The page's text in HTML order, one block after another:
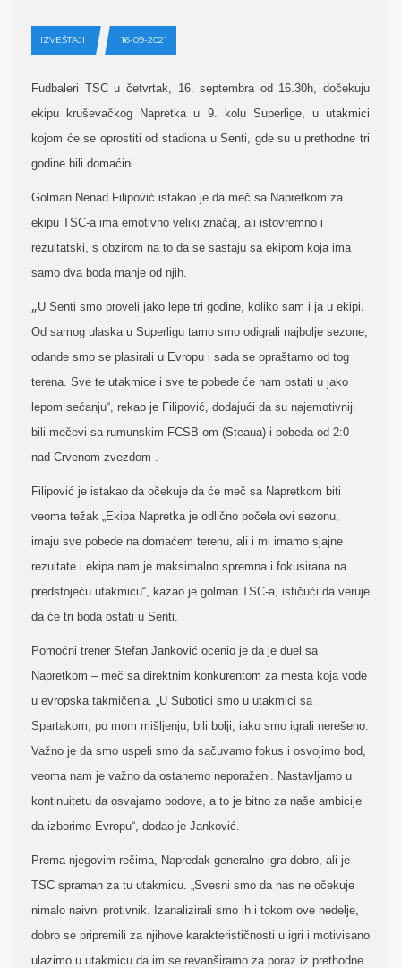
IZVEŠTAJI 16-09-2021
Fudbaleri TSC u četvrtak, 16. septembra od 16.30h, dočekuju
ekipu kruševačkog Napretka u 9. kolu Superlige, u utakmici
kojom će se oprostiti od stadiona u Senti, gde su u prethodne tri
godine bili domaćini.
Golman Nenad Filipović istakao je da meč sa Napretkom za
ekipu TSC-a ima emotivno veliki značaj, ali istovremno i
rezultatski, s obzirom na to da se sastaju sa ekipom koja ima
samo dva boda manje od njih.
„U Senti smo proveli jako lepe tri godine, koliko sam i ja u ekipi.
Od samog ulaska u Superligu tamo smo odigrali najbolje sezone,
odande smo se plasirali u Evropu i sada se opraštamo od tog
terena. Sve te utakmice i sve te pobede će nam ostati u jako
lepom sećanju“, rekao je Filipović, dodajući da su najemotivniji
bili mečevi sa rumunskim FCSB-om (Steaua) i pobeda od 2:0
nad Crvenom zvezdom .
Filipović je istakao da očekuje da će meč sa Napretkom biti
veoma težak „Ekipa Napretka je odlično počela ovi sezonu,
imaju sve pobede na domaćem terenu, ali i mi imamo sjajne
rezultate i ekipa nam je maksimalno spremna i fokusirana na
predstojeću utakmicu“, kazao je golman TSC-a, ističući da veruje
da će tri boda ostati u Senti.
Pomoćni trener Stefan Janković ocenio je da je duel sa
Napretkom – meč sa direktnim konkurentom za mesta koja vode
u evropska takmičenja. „U Subotici smo u utakmici sa
Spartakom, po mom mišljenju, bili bolji, iako smo igrali nerešeno.
Važno je da smo uspeli smo da sačuvamo fokus i osvojimo bod,
veoma nam je važno da ostanemo neporaženi. Nastavljamo u
kontinuitetu da osvajamo bodove, a to je bitno za naše ambicije
da izborimo Evropu“, dodao je Janković.
Prema njegovim rečima, Napredak generalno igra dobro, ali je
TSC spraman za tu utakmicu. „Svesni smo da nas ne očekuje
nimalo naivni protivnik. Izanalizirali smo ih i tokom ove nedelje,
dobro se pripremili za njihove karakterističnosti u igri i motivisano
ulazimo u utakmicu da im se revanširamo za poraz iz prethodne